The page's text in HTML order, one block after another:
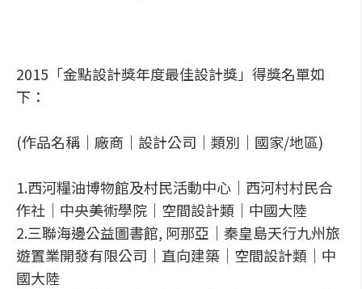
2015「金點設計獎年度最佳設計獎」得獎名單如
下：
(作品名稱｜廠商｜設計公司｜類別｜國家/地區)
1.西河糧油博物館及村民活動中心｜西河村村民合
作社｜中央美術學院｜空間設計類｜中國大陸
2.三聯海邊公益圖書館, 阿那亞｜秦皇島天行九州旅
遊置業開發有限公司｜直向建築｜空間設計類｜中
國大陸